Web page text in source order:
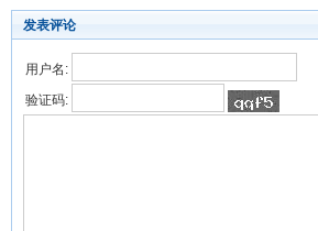
发表评论
用户名:
验证码: